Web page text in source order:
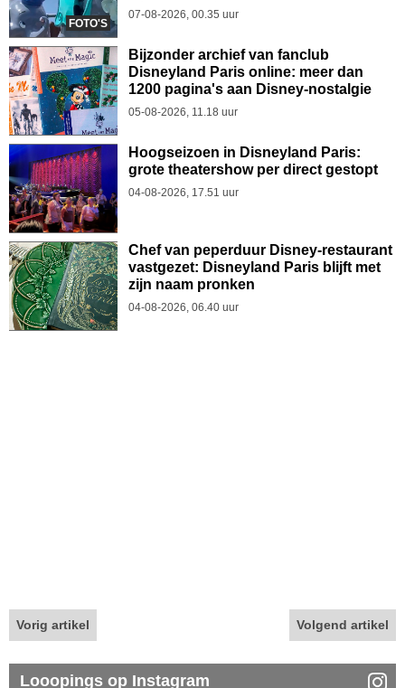
FOTO'S
07-08-2026, 00.35 uur
Bijzonder archief van fanclub
Disneyland Paris online: meer dan
1200 pagina's aan Disney-nostalgie
05-08-2026, 11.18 uur
Hoogseizoen in Disneyland Paris:
grote theatershow per direct gestopt
04-08-2026, 17.51 uur
Chef van peperduur Disney-restaurant
vastgezet: Disneyland Paris blijft met
zijn naam pronken
04-08-2026, 06.40 uur
Vorig artikel Volgend artikel
Looopings op Instagram